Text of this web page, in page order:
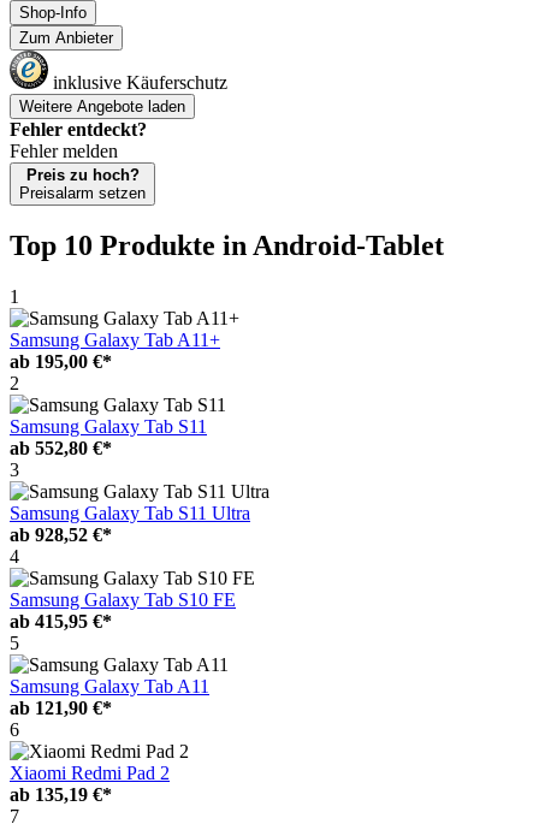
Shop-Info
Zum Anbieter
inklusive Käuferschutz
Weitere Angebote laden
Fehler entdeckt?
Fehler melden
Preis zu hoch?
Preisalarm setzen
Top 10 Produkte in Android-Tablet
1
Samsung Galaxy Tab A11+
ab 195,00 €*
2
Samsung Galaxy Tab S11
ab 552,80 €*
3
Samsung Galaxy Tab S11 Ultra
ab 928,52 €*
4
Samsung Galaxy Tab S10 FE
ab 415,95 €*
5
Samsung Galaxy Tab A11
ab 121,90 €*
6
Xiaomi Redmi Pad 2
ab 135,19 €*
7